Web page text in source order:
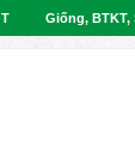
Giống, BTKT,